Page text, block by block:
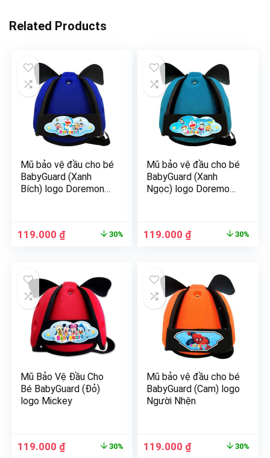
Related Products
Mũ bảo vệ đầu cho bé
BabyGuard (Xanh
Bích) logo Doremon
119.000 ₫ 30%
Mũ bảo vệ đầu cho bé
BabyGuard (Xanh
Ngọc) logo Doremon
119.000 ₫ 30%
Mũ Bảo Vệ Đầu Cho
Bé BabyGuard (Đỏ)
logo Mickey
119.000 ₫ 30%
Mũ bảo vệ đầu cho bé
BabyGuard (Cam) logo
Người Nhện
119.000 ₫ 30%